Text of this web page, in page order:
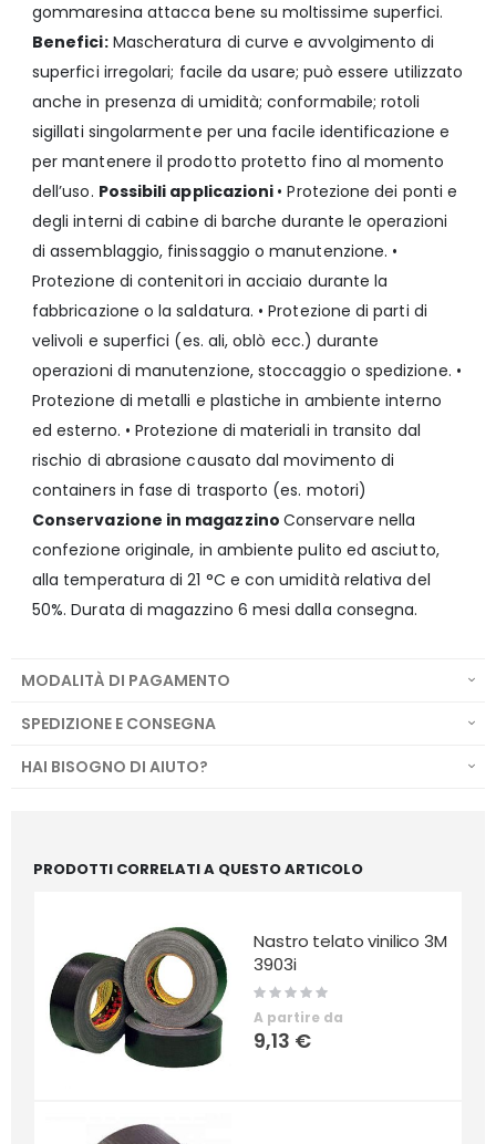
gommaresina attacca bene su moltissime superfici.
Benefici:Mascheratura di curve e avvolgimento di
superfici irregolari; facile da usare; può essere utilizzato
anche in presenza di umidità; conformabile; rotoli
sigillati singolarmente per una facile identificazione e
per mantenere il prodotto protetto fino al momento
dell’uso. Possibili applicazioni • Protezione dei ponti e
degli interni di cabine di barche durante le operazioni
di assemblaggio, finissaggio o manutenzione. •
Protezione di contenitori in acciaio durante la
fabbricazione o la saldatura. • Protezione di parti di
velivoli e superfici (es. ali, oblò ecc.) durante
operazioni di manutenzione, stoccaggio o spedizione. •
Protezione di metalli e plastiche in ambiente interno
ed esterno. • Protezione di materiali in transito dal
rischio di abrasione causato dal movimento di
containers in fase di trasporto (es. motori)
Conservazione in magazzino Conservare nella
confezione originale, in ambiente pulito ed asciutto,
alla temperatura di 21 °C e con umidità relativa del
50%. Durata di magazzino 6 mesi dalla consegna.
MODALITÀ DI PAGAMENTO
SPEDIZIONE E CONSEGNA
HAI BISOGNO DI AIUTO?
PRODOTTI CORRELATI A QUESTO ARTICOLO
Nastro telato vinilico 3M
3903i
Rating:
0%
A partire da
9,13 €